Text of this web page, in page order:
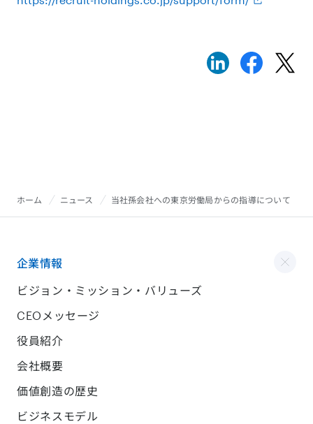
ホーム ニュース 当社孫会社への東京労働局からの指導について
企業情報
ビジョン・ミッション・バリューズ
CEOメッセージ
役員紹介
会社概要
価値創造の歴史
ビジネスモデル